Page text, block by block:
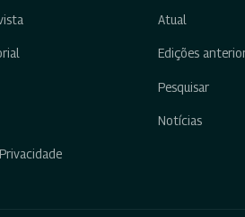
Atual
Edições
Pesquisar
Notícias